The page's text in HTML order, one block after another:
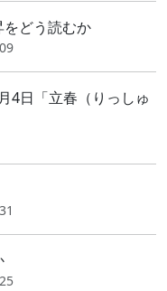
をどう読むか
日「立春（りっしゅ